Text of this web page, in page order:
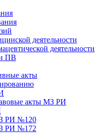
деятельности
деятельности
ПВ
акты
акты МЗ РИ
РИ №120
РИ №172